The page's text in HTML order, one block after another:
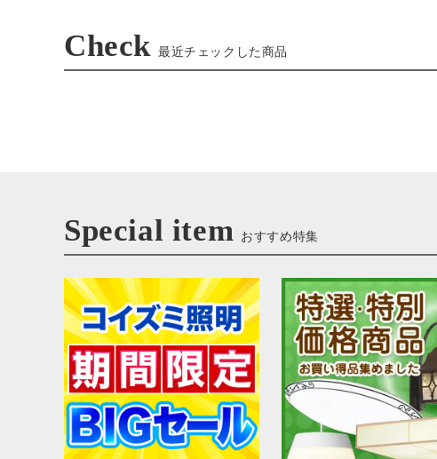
Check 最近チェックした商品
Special item おすすめ特集